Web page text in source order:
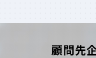
顧問先